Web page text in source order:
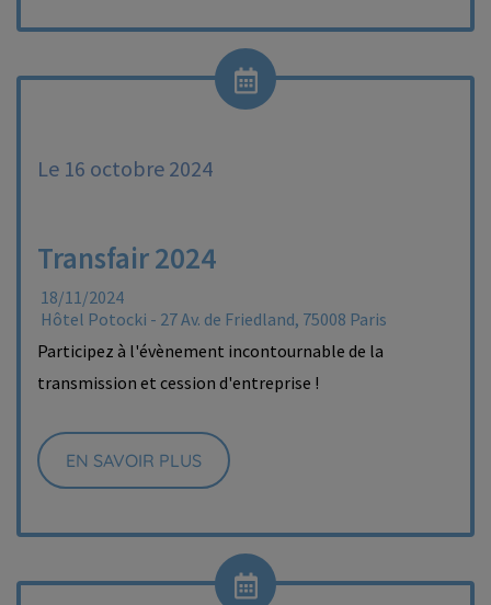
Le 16 octobre 2024
Transfair 2024
18/11/2024
Hôtel Potocki - 27 Av. de Friedland, 75008 Paris
Participez à l'évènement incontournable de la
transmission et cession d'entreprise !
EN SAVOIR PLUS